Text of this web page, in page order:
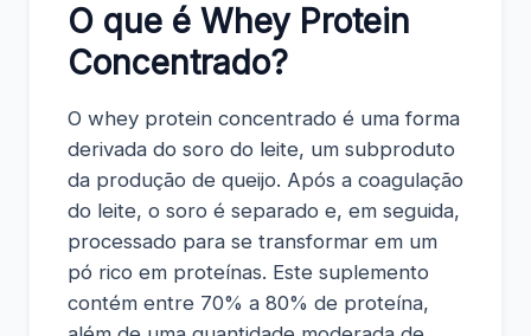
O que é Whey Protein
Concentrado?
O whey protein concentrado é uma forma
derivada do soro do leite, um subproduto
da produção de queijo. Após a coagulação
do leite, o soro é separado e, em seguida,
processado para se transformar em um
pó rico em proteínas. Este suplemento
contém entre 70% a 80% de proteína,